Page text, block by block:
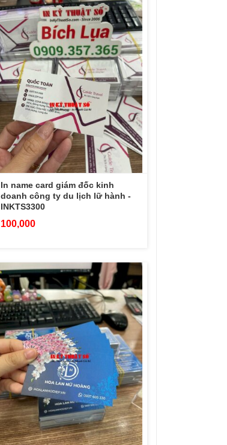
In name card giám đốc kinh
doanh công ty du lịch lữ hành -
INKTS3300
100,000